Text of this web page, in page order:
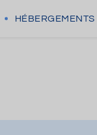
HÉBERGEMENTS